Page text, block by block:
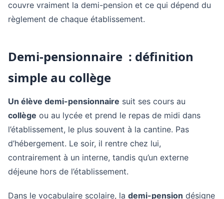
couvre vraiment la demi-pension et ce qui dépend du
règlement de chaque établissement.
Demi-pensionnaire : définition
simple au collège
Un élève demi-pensionnaire suit ses cours au
collège ou au lycée et prend le repas de midi dans
l’établissement, le plus souvent à la cantine. Pas
d’hébergement. Le soir, il rentre chez lui,
contrairement à un interne, tandis qu’un externe
déjeune hors de l’établissement.
Dans le vocabulaire scolaire, la demi-pension désigne